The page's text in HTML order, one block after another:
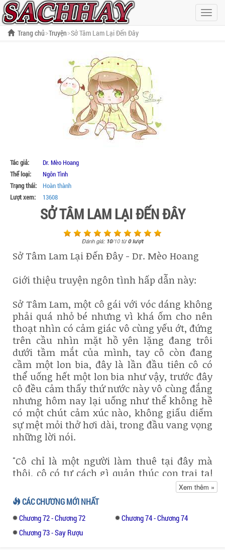
Hiện
menu
Trang chủ Truyện Sở Tâm Lam Lại Đến Đây
Tác giả:
Dr. Mèo Hoang
Thể loại:
Ngôn Tình
Trạng thái:
Hoàn thành
Lượt xem:
13608
SỞ TÂM LAM LẠI ĐẾN ĐÂY
Đánh giá: 10/10từ0lượt
Sở Tâm Lam Lại Đến Đây - Dr. Mèo Hoang
Giới thiệu truyện ngôn tình hấp dẫn này:
Sở Tâm Lam, một cô gái với vóc dáng không
phải quá nhỏ bé nhưng vì khá ốm cho nên
thoạt nhìn có cảm giác vô cùng yếu ớt, đứng
trên cầu nhìn mặt hồ yên lặng đang trôi
dưới tầm mắt của mình, tay cô còn đang
cầm một lon bia, đây là lần đầu tiên cô có
thể uống hết một lon bia như vậy, trước đây
cô đều cảm thấy thứ nước này vô cùng đắng
nhưng hôm nay lại uống như thể không hề
có một chút cảm xúc nào, không giấu diếm
sự mệt mỏi thở hơi dài, trong đầu vang vọng
những lời nói.
"Cô chỉ là một người làm thuê tại đây mà
thôi, cô có tư cách gì quản thúc con trai ta!
Chỉ làm bẩn có 1 chút đã la làng, tiền ta có
thể mua hết cửa hàng này của cô biết
không? Con nhỏ hỗn xược!" – Hình ảnh
người phụ nữ quý phái, mắt trợn to hung
hăng chỉ trích Sở Tâm Lam, cô chỉ biết cúi
Xem thêm »
CÁC CHƯƠNG MỚI NHẤT
Chương 72 - Chương 72
Chương 74 - Chương 74
Chương 73 - Say Rượu